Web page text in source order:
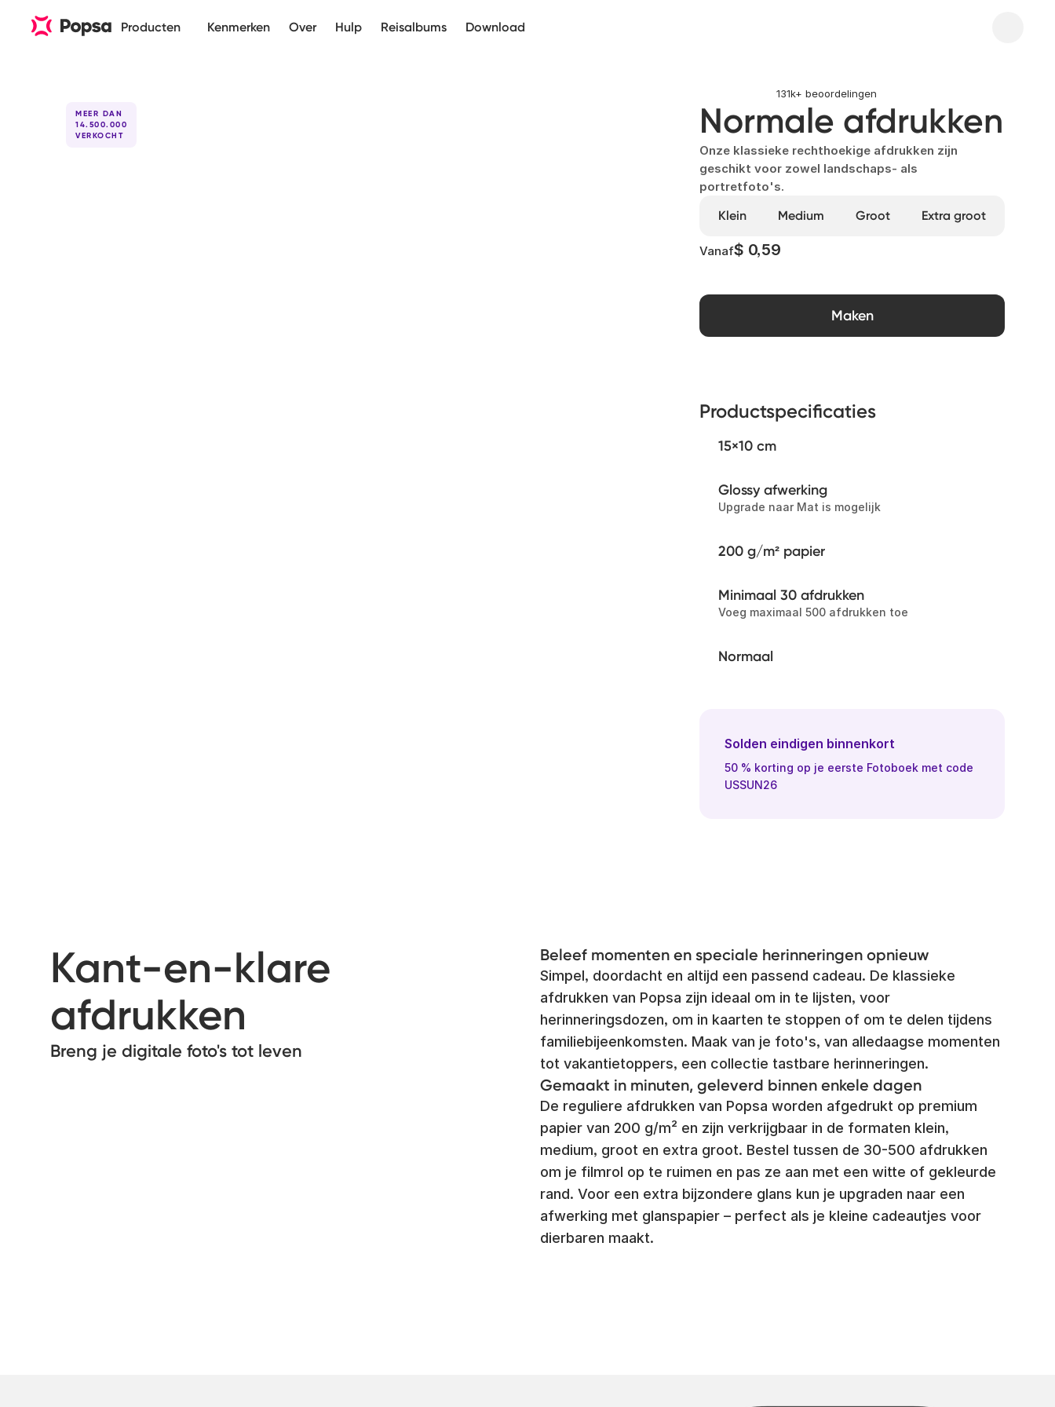
Producten Kenmerken Over Hulp Reisalbums Download
MEER DAN
14.500.000
VERKOCHT
131k+ beoordelingen
Normale afdrukken
Onze klassieke rechthoekige afdrukken zijn
geschikt voor zowel landschaps- als
portretfoto's.
Klein
Medium Groot Extra groot
Vanaf$ 0,59
Maken
Productspecificaties
15×10 cm
Glossy afwerking
Upgrade naar Mat is mogelijk
200 g/m² papier
Minimaal 30 afdrukken
Voeg maximaal 500 afdrukken toe
Normaal
Solden eindigen binnenkort
50 % korting op je eerste Fotoboek met code
USSUN26
Kant-en-klare
afdrukken
Breng je digitale foto's tot leven
Beleef momenten en speciale herinneringen opnieuw
Simpel, doordacht en altijd een passend cadeau. De klassieke
afdrukken van Popsa zijn ideaal om in te lijsten, voor
herinneringsdozen, om in kaarten te stoppen of om te delen tijdens
familiebijeenkomsten. Maak van je foto's, van alledaagse momenten
tot vakantietoppers, een collectie tastbare herinneringen.
Gemaakt in minuten, geleverd binnen enkele dagen
De reguliere afdrukken van Popsa worden afgedrukt op premium
papier van 200 g/m² en zijn verkrijgbaar in de formaten klein,
medium, groot en extra groot. Bestel tussen de 30-500 afdrukken
om je filmrol op te ruimen en pas ze aan met een witte of gekleurde
rand. Voor een extra bijzondere glans kun je upgraden naar een
afwerking met glanspapier – perfect als je kleine cadeautjes voor
dierbaren maakt.